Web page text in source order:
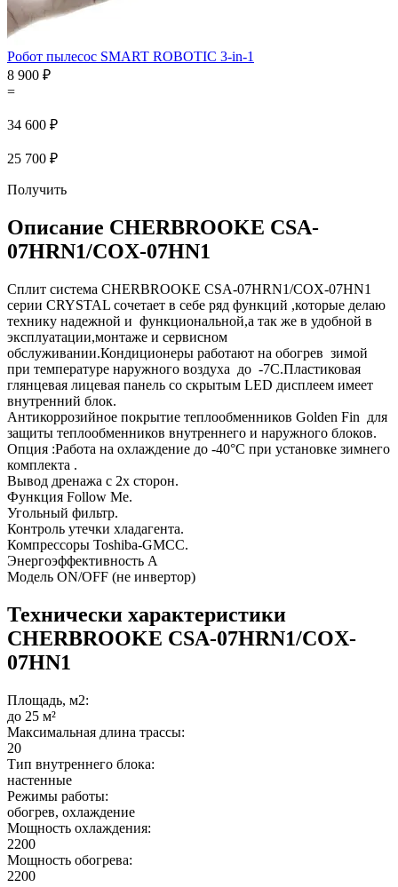
Робот пылесос SMART ROBOTIC 3-in-1
8 900 ₽
=
34 600 ₽
25 700 ₽
Получить
Описание CHERBROOKE CSA-
07HRN1/COX-07HN1
Сплит система CHERBROOKE CSA-07HRN1/COX-07HN1
серии CRYSTAL сочетает в себе ряд функций ,которые делаю
технику надежной и функциональной,а так же в удобной в
эксплуатации,монтаже и сервисном
обслуживании.Кондиционеры работают на обогрев зимой
при температуре наружного воздуха до -7С.Пластиковая
глянцевая лицевая панель со скрытым LED дисплеем имеет
внутренний блок.
Антикоррозийное покрытие теплообменников Golden Fin для
защиты теплообменников внутреннего и наружного блоков.
Опция :Работа на охлаждение до -40°С при установке зимнего
комплекта .
Вывод дренажа с 2х сторон.
Функция Follow Me.
Угольный фильтр.
Контроль утечки хладагента.
Компрессоры Toshiba-GMCC.
Энергоэффективность А
Модель ON/OFF (не инвертор)
Технически характеристики
CHERBROOKE CSA-07HRN1/COX-
07HN1
Площадь, м2:
до 25 м²
Максимальная длина трассы:
20
Тип внутреннего блока:
настенные
Режимы работы:
обогрев, охлаждение
Мощность охлаждения:
2200
Мощность обогрева:
2200